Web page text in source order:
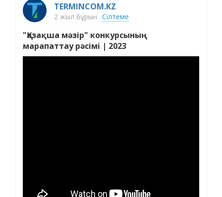
TERMINCOM.KZ
2 жыл бұрын Сілтеме
"Қазақша мәзір" конкурсының
марапаттау рәсімі | 2023